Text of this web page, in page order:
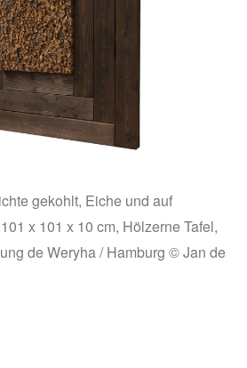
gekohlt, Eiche und auf
x 101 x 10 cm, Hölzerne Tafel,
de Weryha / Hamburg © Jan de